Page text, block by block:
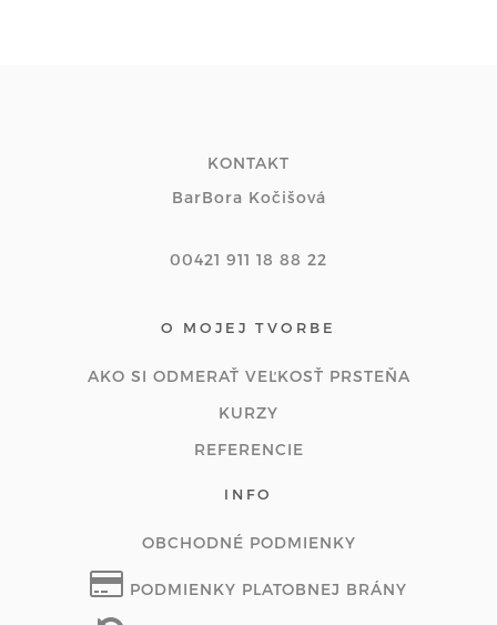
KONTAKT
BarBora Kočišová
00421 911 18 88 22
O MOJEJ TVORBE
AKO SI ODMERAŤ VEĽKOSŤ PRSTEŇA
KURZY
REFERENCIE
INFO
OBCHODNÉ PODMIENKY
PODMIENKY PLATOBNEJ BRÁNY